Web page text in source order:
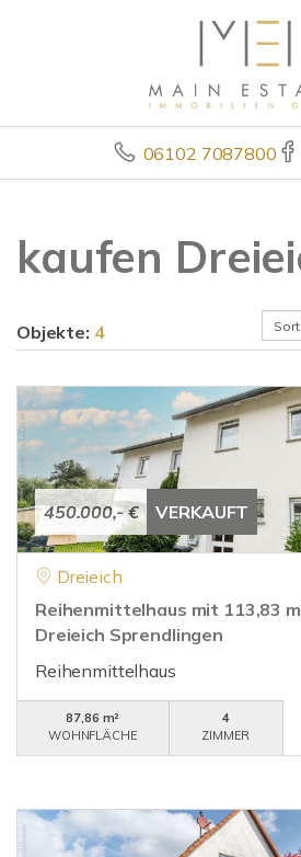
06102 7087800
kaufen
Objekte: 4
450.000,- € VERKAUFT
Dreieich
Reihenmittelhaus mit 113,83
Dreieich Sprendlingen
Reihenmittelhaus
87,86 m²
WOHNFLÄCHE
4
ZIMMER